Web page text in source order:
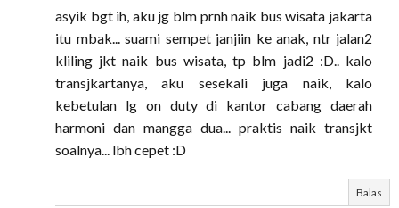
asyik bgt ih, aku jg blm prnh naik bus wisata jakarta
itu mbak... suami sempet janjiin ke anak, ntr jalan2
kliling jkt naik bus wisata, tp blm jadi2 :D.. kalo
transjkartanya, aku sesekali juga naik, kalo
kebetulan lg on duty di kantor cabang daerah
harmoni dan mangga dua... praktis naik transjkt
soalnya... lbh cepet :D
Balas